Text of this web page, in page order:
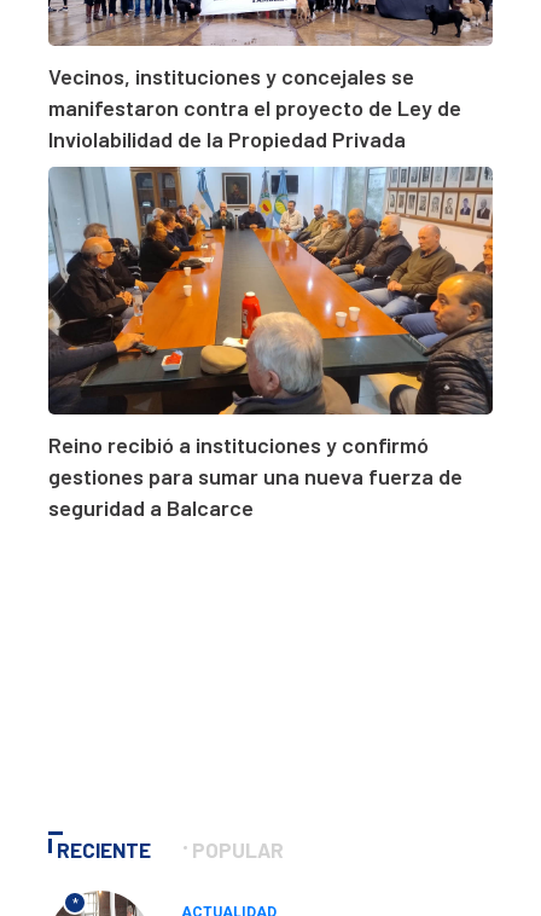
Vecinos, instituciones y concejales se
manifestaron contra el proyecto de Ley de
Inviolabilidad de la Propiedad Privada
Reino recibió a instituciones y confirmó
gestiones para sumar una nueva fuerza de
seguridad a Balcarce
RECIENTE POPULAR
*
ACTUALIDAD